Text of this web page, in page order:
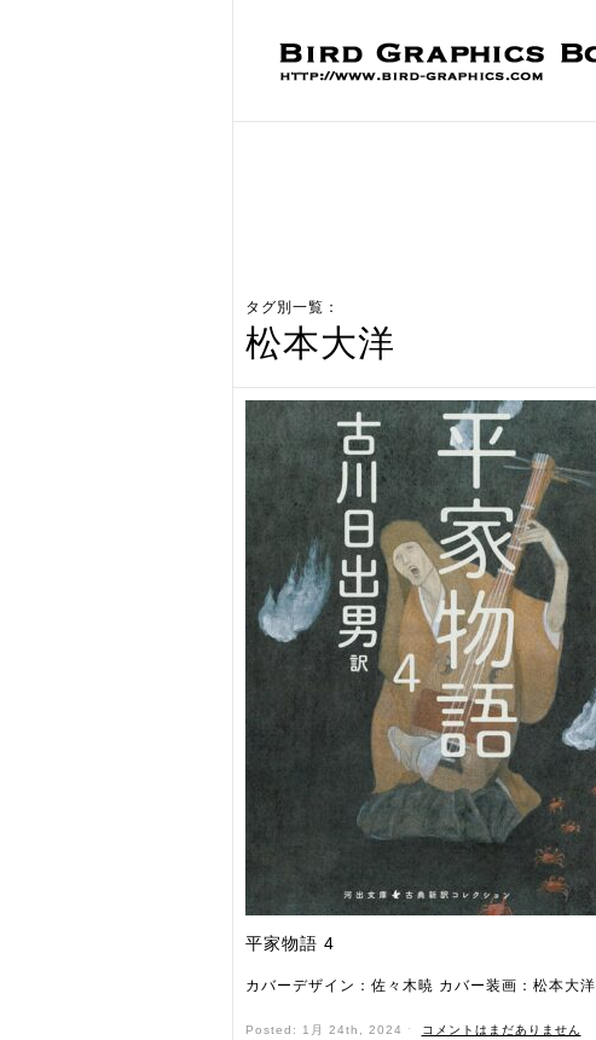
タグ別一覧：
松本大洋
平家物語 4
カバーデザイン：佐々木暁 カバー装画：松本大洋
Posted: 1月 24th, 2024 ˑ
コメントはまだありません